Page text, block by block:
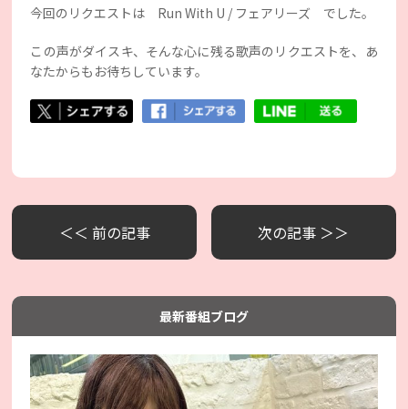
今回のリクエストは Run With U / フェアリーズ でした。
この声がダイスキ、そんな心に残る歌声のリクエストを、あ
なたからもお待ちしています。
＜＜ 前の記事 次の記事 ＞＞
最新番組ブログ